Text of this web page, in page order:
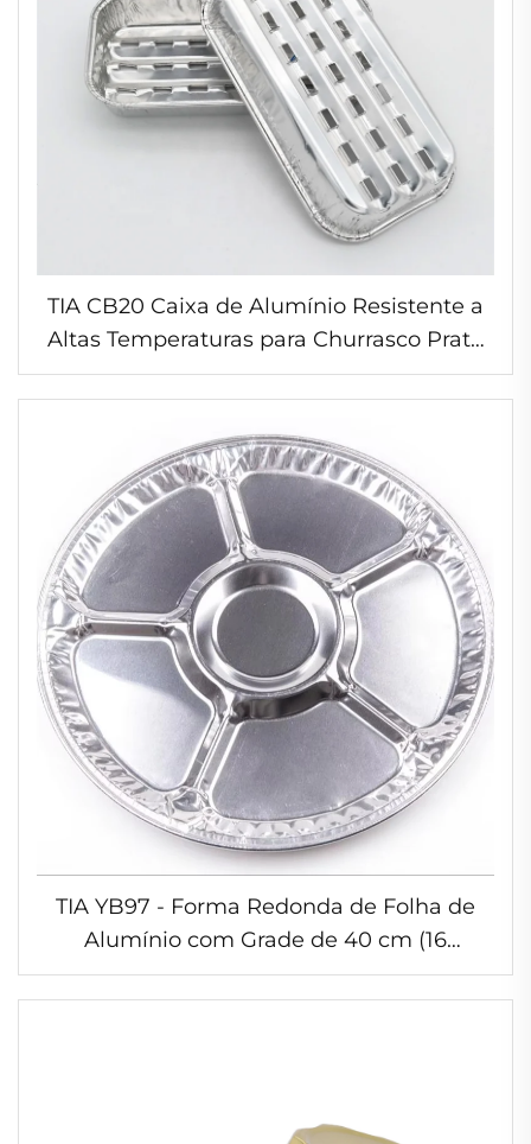
TIA CB20 Caixa de Alumínio Resistente a
Altas Temperaturas para Churrasco Prato
Descartável de Alumínio para Refeições
TIA YB97 - Forma Redonda de Folha de
Alumínio com Grade de 40 cm (16
polegadas), Recipiente para Carne de
Porco Assada, Forma Resistente de Folha